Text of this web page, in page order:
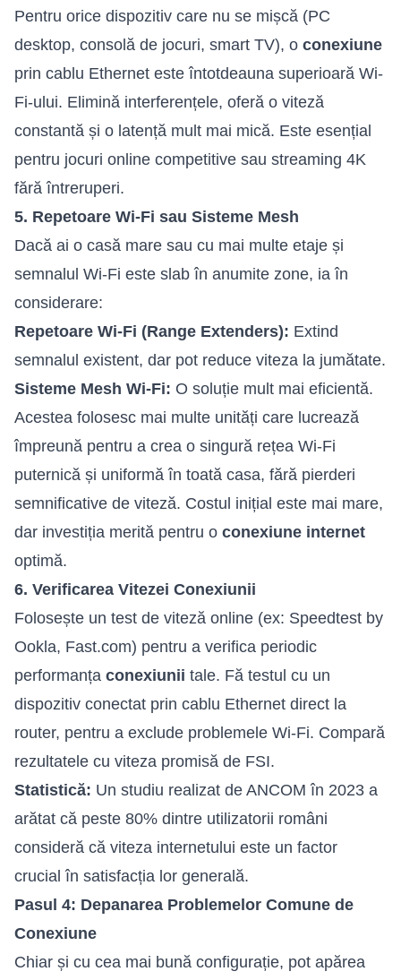
Pentru orice dispozitiv care nu se mișcă (PC
desktop, consolă de jocuri, smart TV), o conexiune
prin cablu Ethernet este întotdeauna superioară Wi-
Fi-ului. Elimină interferențele, oferă o viteză
constantă și o latență mult mai mică. Este esențial
pentru jocuri online competitive sau streaming 4K
fără întreruperi.
5. Repetoare Wi-Fi sau Sisteme Mesh
Dacă ai o casă mare sau cu mai multe etaje și
semnalul Wi-Fi este slab în anumite zone, ia în
considerare:
Repetoare Wi-Fi (Range Extenders): Extind
semnalul existent, dar pot reduce viteza la jumătate.
Sisteme Mesh Wi-Fi: O soluție mult mai eficientă.
Acestea folosesc mai multe unități care lucrează
împreună pentru a crea o singură rețea Wi-Fi
puternică și uniformă în toată casa, fără pierderi
semnificative de viteză. Costul inițial este mai mare,
dar investiția merită pentru o conexiune internet
optimă.
6. Verificarea Vitezei Conexiunii
Folosește un test de viteză online (ex: Speedtest by
Ookla, Fast.com) pentru a verifica periodic
performanța conexiunii tale. Fă testul cu un
dispozitiv conectat prin cablu Ethernet direct la
router, pentru a exclude problemele Wi-Fi. Compară
rezultatele cu viteza promisă de FSI.
Statistică: Un studiu realizat de ANCOM în 2023 a
arătat că peste 80% dintre utilizatorii români
consideră că viteza internetului este un factor
crucial în satisfacția lor generală.
Pasul 4: Depanarea Problemelor Comune de
Conexiune
Chiar și cu cea mai bună configurație, pot apărea